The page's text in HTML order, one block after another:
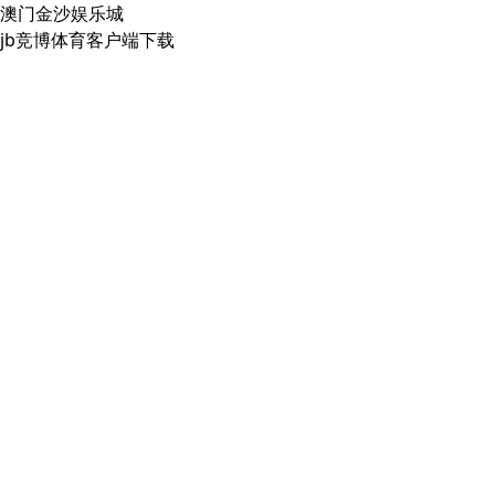
澳门金沙娱乐城
jb竞博体育客户端下载